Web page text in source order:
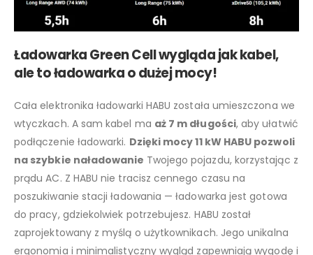
Ładowarka Green Cell wygląda jak kabel,
ale to ładowarka o dużej mocy!
Cała elektronika ładowarki HABU została umieszczona we
wtyczkach. A sam kabel ma aż 7 m długości, aby ułatwić
podłączenie ładowarki. Dzięki mocy 11 kW HABU pozwoli
na szybkie naładowanie Twojego pojazdu, korzystając z
prądu AC. Z HABU nie tracisz cennego czasu na
poszukiwanie stacji ładowania — ładowarka jest gotowa
do pracy, gdziekolwiek potrzebujesz. HABU został
zaprojektowany z myślą o użytkownikach. Jego unikalna
ergonomia i minimalistyczny wygląd zapewniają wygodę i